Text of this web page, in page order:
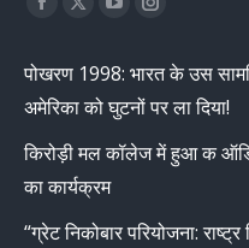
Facebook
opens
in
new
window
X
opens
in
new
window
YouTube
opens
in
new
window
Instagram
opens
in
new
window
पोखरण 1998: भारत के उस
अमेरिका को घुटनों पर ला दिया!
किरोड़ी मल कॉलेज में हुआ क
का कार्यक्रम
“ग्रेट निकोबार परियोजना: